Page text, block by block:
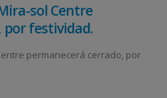
sol Centre
por festividad.
permanecerá cerrado, por